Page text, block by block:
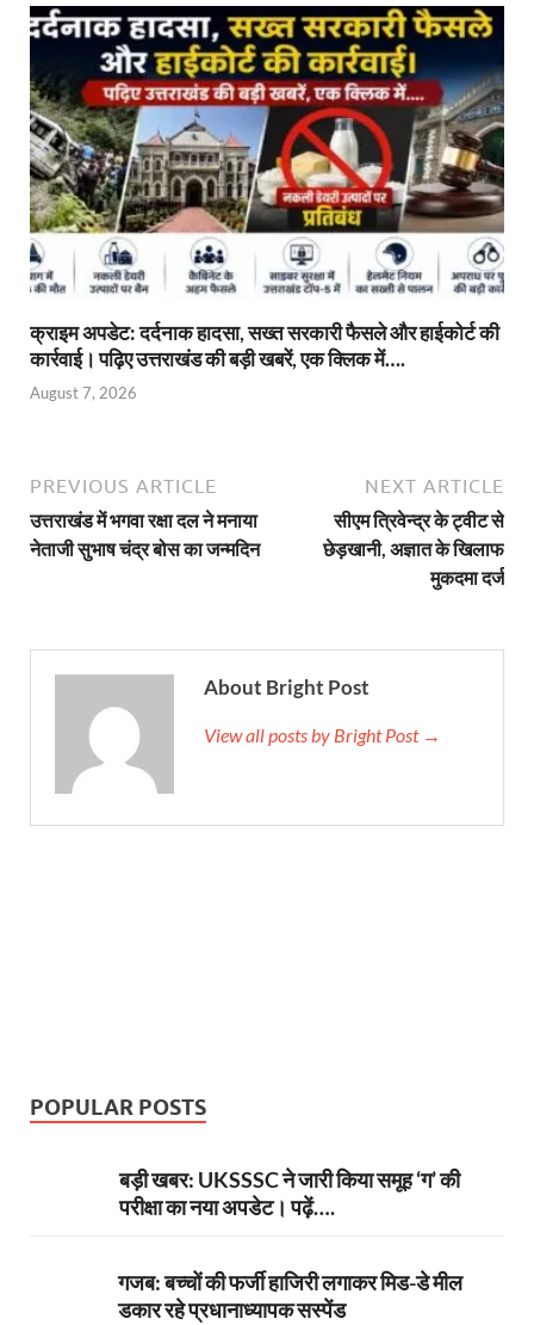
क्राइम अपडेट: दर्दनाक हादसा, सख्त सरकारी फैसले और हाईकोर्ट की
कार्रवाई। पढ़िए उत्तराखंड की बड़ी खबरें, एक क्लिक में….
August 7, 2026
PREVIOUS ARTICLE
उत्तराखंड में भगवा रक्षा दल ने मनाया
नेताजी सुभाष चंद्र बोस का जन्मदिन
NEXT ARTICLE
सीएम त्रिवेन्द्र के ट्वीट से
छेड़खानी, अज्ञात के खिलाफ
मुकदमा दर्ज
About Bright Post
View all posts by Bright Post →
POPULAR POSTS
बड़ी खबर: UKSSSC ने जारी किया समूह ‘ग’ की
परीक्षा का नया अपडेट। पढ़ें….
गजब: बच्चों की फर्जी हाजिरी लगाकर मिड-डे मील
डकार रहे प्रधानाध्यापक सस्पेंड